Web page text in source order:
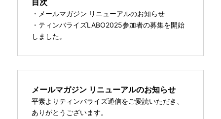
目次
・メールマガジン リニューアルのお知らせ
・ティンバライズLABO2025参加者の募集を開始
しました。
メールマガジン リニューアルのお知らせ
平素よりティンバライズ通信をご愛読いただき、
ありがとうございます。